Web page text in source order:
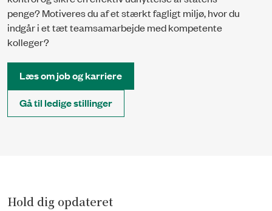
penge? Motiveres du af et stærkt fagligt miljø, hvor du
indgår i et tæt teamsamarbejde med kompetente
kolleger?
Læs om job og karriere
Gå til ledige stillinger
Hold dig opdateret